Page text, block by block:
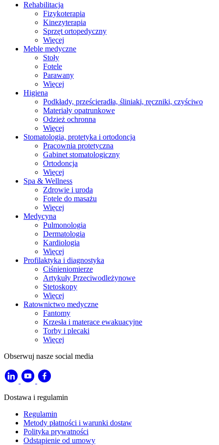
Rehabilitacja
Fizykoterapia
Kinezyterapia
Sprzęt ortopedyczny
Więcej
Meble medyczne
Stoły
Fotele
Parawany
Więcej
Higiena
Podkłady, prześcieradła, śliniaki, ręczniki, czyściwo
Materiały opatrunkowe
Odzież ochronna
Więcej
Stomatologia, protetyka i ortodoncja
Pracownia protetyczna
Gabinet stomatologiczny
Ortodoncja
Więcej
Spa & Wellness
Zdrowie i uroda
Fotele do masażu
Więcej
Medycyna
Pulmonologia
Dermatologia
Kardiologia
Więcej
Profilaktyka i diagnostyka
Ciśnieniomierze
Artykuły Przeciwodleżynowe
Stetoskopy
Więcej
Ratownictwo medyczne
Fantomy
Krzesła i materace ewakuacyjne
Torby i plecaki
Więcej
Obserwuj nasze social media
Dostawa i regulamin
Regulamin
Metody płatności i warunki dostaw
Polityka prywatności
Odstąpienie od umowy